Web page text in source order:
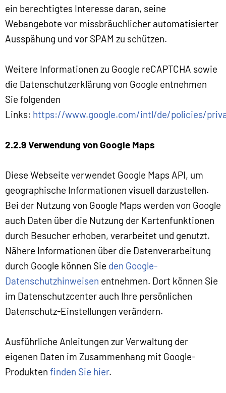
ein berechtigtes Interesse daran, seine
Webangebote vor missbräuchlicher automatisierter
Ausspähung und vor SPAM zu schützen.
Weitere Informationen zu Google reCAPTCHA sowie
die Datenschutzerklärung von Google entnehmen
Sie folgenden
Links: https://www.google.com/intl/de/policies/
2.2.9 Verwendung von Google Maps
Diese Webseite verwendet Google Maps API, um
geographische Informationen visuell darzustellen.
Bei der Nutzung von Google Maps werden von Google
auch Daten über die Nutzung der Kartenfunktionen
durch Besucher erhoben, verarbeitet und genutzt.
Nähere Informationen über die Datenverarbeitung
durch Google können Sie den Google-
Datenschutzhinweisen entnehmen. Dort können Sie
im Datenschutzcenter auch Ihre persönlichen
Datenschutz-Einstellungen verändern.
Ausführliche Anleitungen zur Verwaltung der
eigenen Daten im Zusammenhang mit Google-
Produkten finden Sie hier.